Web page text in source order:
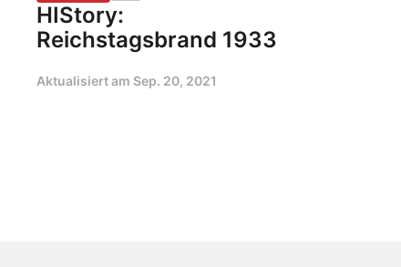
HIStory:
Reichstagsbrand 1933
Aktualisiert am Sep. 20, 2021